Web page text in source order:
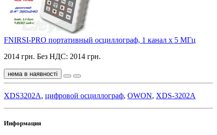
FNIRSI-PRO портативный осциллограф, 1 канал х 5 МГц
2014 грн. Без НДС: 2014 грн.
нема в наявності
XDS3202A, цифровой осциллограф, OWON, XDS-3202A
Информация